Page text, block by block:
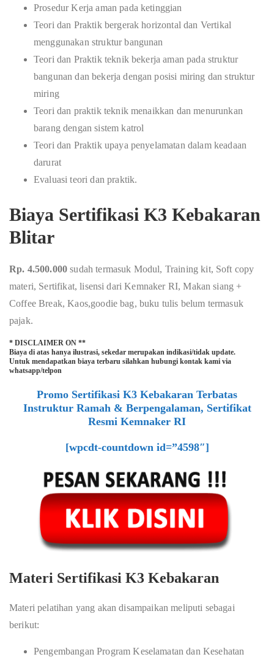
Prosedur Kerja aman pada ketinggian
Teori dan Praktik bergerak horizontal dan Vertikal
menggunakan struktur bangunan
Teori dan Praktik teknik bekerja aman pada struktur
bangunan dan bekerja dengan posisi miring dan struktur
miring
Teori dan praktik teknik menaikkan dan menurunkan
barang dengan sistem katrol
Teori dan Praktik upaya penyelamatan dalam keadaan
darurat
Evaluasi teori dan praktik.
Biaya Sertifikasi K3 Kebakaran
Blitar
Rp. 4.500.000sudah termasuk Modul, Training kit, Soft copy
materi, Sertifikat, lisensi dari Kemnaker RI, Makan siang +
Coffee Break, Kaos,goodie bag, buku tulis belum termasuk
pajak.
* DISCLAIMER ON **
Biaya di atas hanya ilustrasi, sekedar merupakan indikasi/tidak update.
Untuk mendapatkan biaya terbaru silahkan hubungi kontak kami via
whatsapp/telpon
Promo Sertifikasi K3 Kebakaran Terbatas
Instruktur Ramah & Berpengalaman, Sertifikat
Resmi Kemnaker RI
[wpcdt-countdown id=”4598″]
Materi Sertifikasi K3 Kebakaran
Materi pelatihan yang akan disampaikan meliputi sebagai
berikut:
Pengembangan Program Keselamatan dan Kesehatan